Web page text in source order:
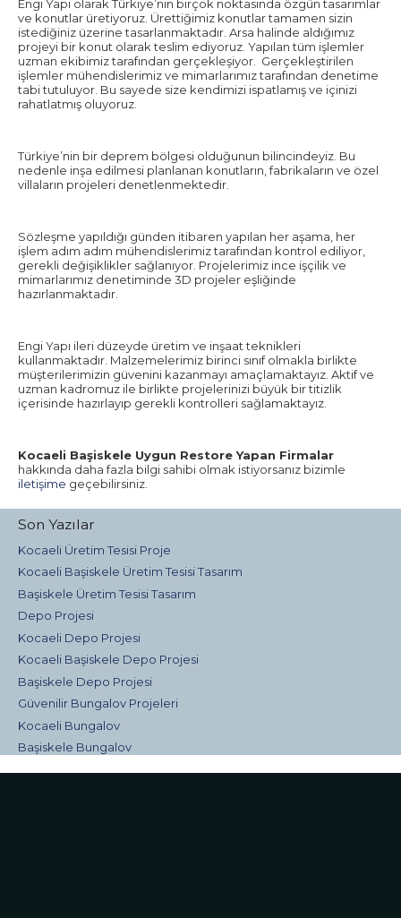
Engi Yapı olarak Türkiye’nin birçok noktasında özgün tasarımlar
ve konutlar üretiyoruz. Ürettiğimiz konutlar tamamen sizin
istediğiniz üzerine tasarlanmaktadır. Arsa halinde aldığımız
projeyi bir konut olarak teslim ediyoruz. Yapılan tüm işlemler
uzman ekibimiz tarafından gerçekleşiyor. Gerçekleştirilen
işlemler mühendislerimiz ve mimarlarımız tarafından denetime
tabi tutuluyor. Bu sayede size kendimizi ispatlamış ve içinizi
rahatlatmış oluyoruz.
Türkiye’nin bir deprem bölgesi olduğunun bilincindeyiz. Bu
nedenle inşa edilmesi planlanan konutların, fabrikaların ve özel
villaların projeleri denetlenmektedir.
Sözleşme yapıldığı günden itibaren yapılan her aşama, her
işlem adım adım mühendislerimiz tarafından kontrol ediliyor,
gerekli değişiklikler sağlanıyor. Projelerimiz ince işçilik ve
mimarlarımız denetiminde 3D projeler eşliğinde
hazırlanmaktadır.
Engi Yapı ileri düzeyde üretim ve inşaat teknikleri
kullanmaktadır. Malzemelerimiz birinci sınıf olmakla birlikte
müşterilerimizin güvenini kazanmayı amaçlamaktayız. Aktif ve
uzman kadromuz ile birlikte projelerinizi büyük bir titizlik
içerisinde hazırlayıp gerekli kontrolleri sağlamaktayız.
Kocaeli Başiskele Uygun Restore Yapan Firmalar
hakkında daha fazla bilgi sahibi olmak istiyorsanız bizimle
iletişime geçebilirsiniz.
Son Yazılar
Kocaeli Üretim Tesisi Proje
Kocaeli Başiskele Üretim Tesisi Tasarım
Başiskele Üretim Tesisi Tasarım
Depo Projesi
Kocaeli Depo Projesi
Kocaeli Başiskele Depo Projesi
Başiskele Depo Projesi
Güvenilir Bungalov Projeleri
Kocaeli Bungalov
Başiskele Bungalov